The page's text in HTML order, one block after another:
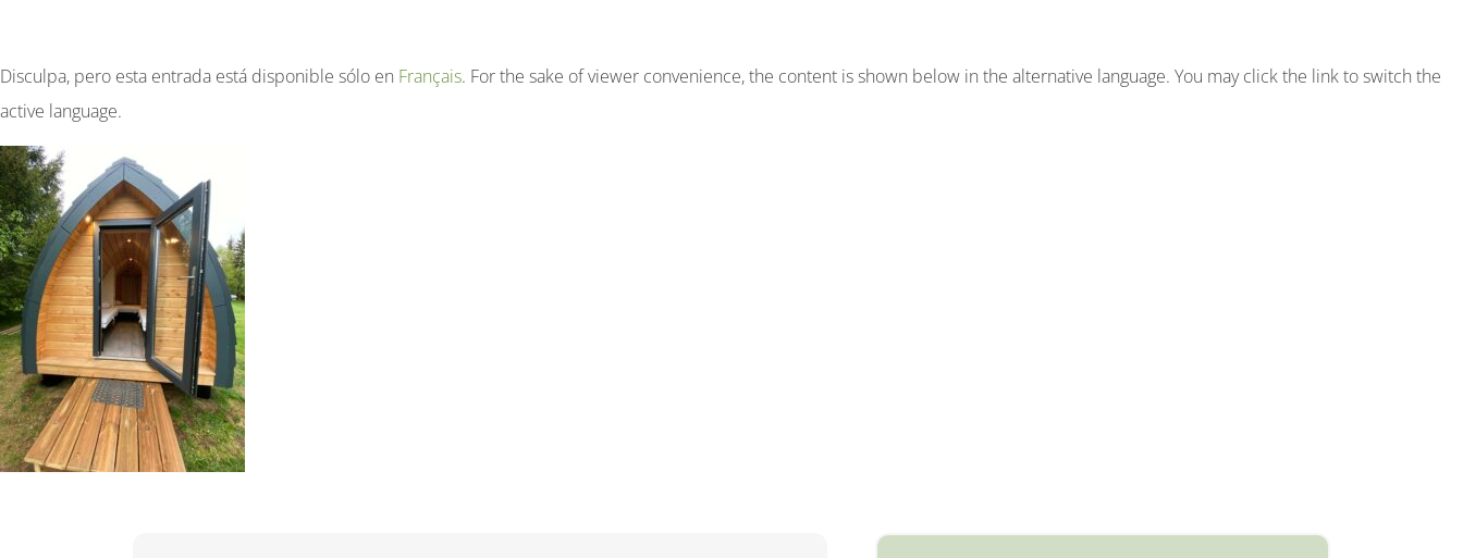
Disculpa, pero esta entrada está disponible sólo en Français. For the sake of viewer convenience, the content is shown below in the alternative language. You may click the link to switch the
active language.